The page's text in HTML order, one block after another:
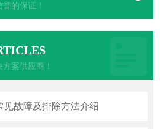
的保证！
案供应商！
见故障及排除方法介绍